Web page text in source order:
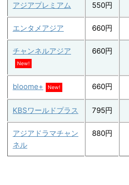
アジアプレミアム 550円
エンタメアジア 660円
チャンネルアジア
New!
660円
bloome+ New! 660円
KBSワールドプラス 795円
アジアドラマチャン
ネル
880円